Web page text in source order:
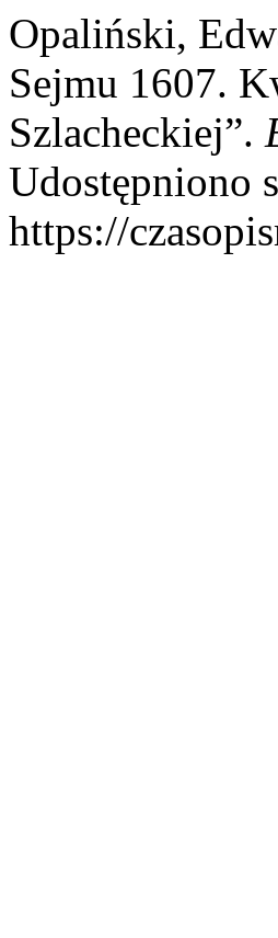
Opaliński,
Sejmu 1607.
Szlacheckiej”.
Udostępniono
https://